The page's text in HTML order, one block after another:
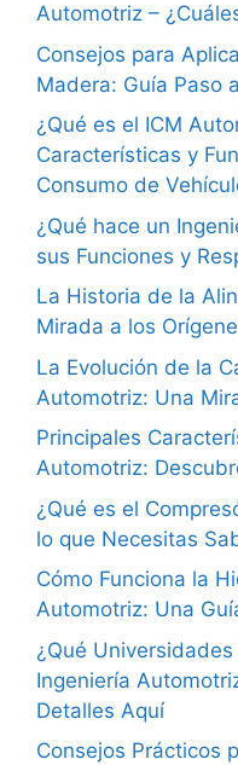
Automotriz –
Consejos para
Madera: Guía Paso
¿Qué es el ICM
Características y
Consumo de
¿Qué hace un
sus Funciones y
La Historia de la
Mirada a los
La Evolución de la
Automotriz: Una
Principales
Automotriz:
¿Qué es el
lo que Necesitas
Cómo Funciona la
Automotriz: Una
¿Qué
Ingeniería
Detalles Aquí
Consejos Prácticos